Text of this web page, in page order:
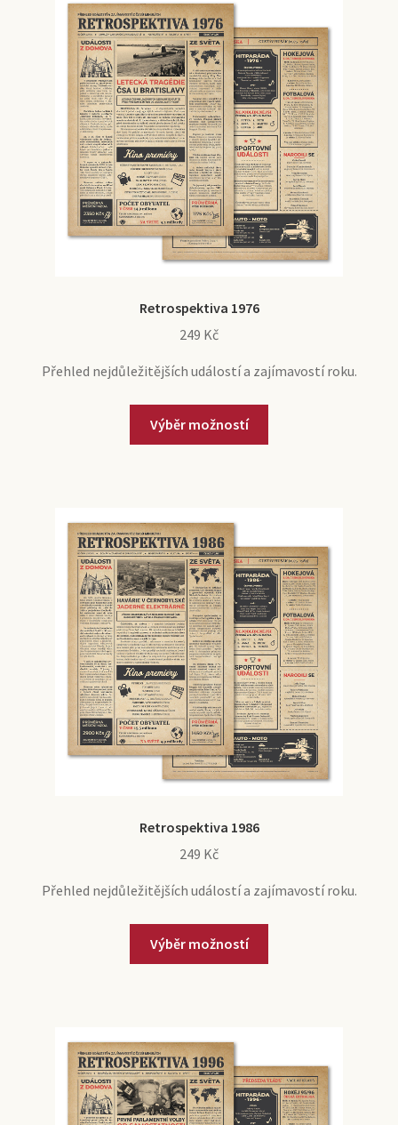
Retrospektiva 1976
249 Kč
Přehled nejdůležitějších událostí a zajímavostí roku.
Výběr možností
Retrospektiva 1986
249 Kč
Přehled nejdůležitějších událostí a zajímavostí roku.
Výběr možností